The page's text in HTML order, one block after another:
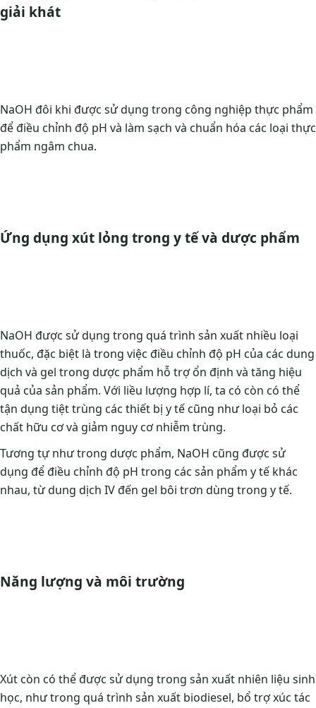
giải khát
NaOH đôi khi được sử dụng trong công nghiệp thực phẩm
để điều chỉnh độ pH và làm sạch và chuẩn hóa các loại thực
phẩm ngâm chua.
Ứng dụng xút lỏng trong y tế và dược phẩm
NaOH được sử dụng trong quá trình sản xuất nhiều loại
thuốc, đặc biệt là trong việc điều chỉnh độ pH của các dung
dịch và gel trong dược phẩm hỗ trợ ổn định và tăng hiệu
quả của sản phẩm. Với liều lượng hợp lí, ta có còn có thể
tận dụng tiệt trùng các thiết bị y tế cũng như loại bỏ các
chất hữu cơ và giảm nguy cơ nhiễm trùng.
Tương tự như trong dược phẩm, NaOH cũng được sử
dụng để điều chỉnh độ pH trong các sản phẩm y tế khác
nhau, từ dung dịch IV đến gel bôi trơn dùng trong y tế.
Năng lượng và môi trường
Xút còn có thể được sử dụng trong sản xuất nhiên liệu sinh
học, như trong quá trình sản xuất biodiesel, bổ trợ xúc tác